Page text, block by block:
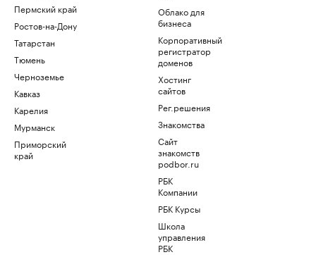
Пермский край
Ростов-на-Дону
Татарстан
Тюмень
Черноземье
Кавказ
Карелия
Мурманск
Приморский
край
Облако для
бизнеса
Корпоративный
регистратор
доменов
Хостинг
сайтов
Рег.решения
Знакомства
Сайт
знакомств
podbor.ru
РБК
Компании
РБК Курсы
Школа
управления
РБК